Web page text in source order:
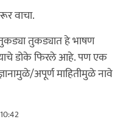
वाचा.
तुकड्यात हे भाषण
डोके फिरले आहे. पण एक
अपूर्ण माहितीमुळे नावे